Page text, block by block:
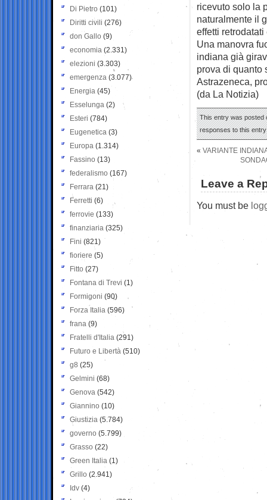
ricevuto solo la
naturalmente il
effetti
Una manovra
indiana già
prova di quanto
Astrazeneca,
(da La Notizia)
This entry was posted
responses to this
« VARIANTE
Leave a
You must be
Di Pietro (101)
Diritti civili (276)
don Gallo (9)
economia (2.331)
elezioni (3.303)
emergenza (3.077)
Energia (45)
Esselunga (2)
Esteri (784)
Eugenetica (3)
Europa (1.314)
Fassino (13)
federalismo (167)
Ferrara (21)
Ferretti (6)
ferrovie (133)
finanziaria (325)
Fini (821)
fioriere (5)
Fitto (27)
Fontana di Trevi (1)
Formigoni (90)
Forza Italia (596)
frana (9)
Fratelli d'Italia (291)
Futuro e Libertà (510)
g8 (25)
Gelmini (68)
Genova (542)
Giannino (10)
Giustizia (5.784)
governo (5.799)
Grasso (22)
Green Italia (1)
Grillo (2.941)
Idv (4)